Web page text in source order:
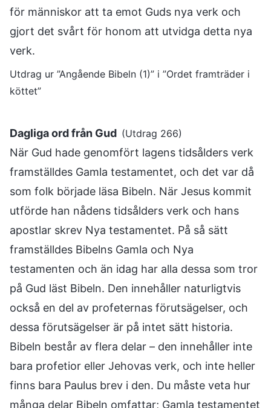
för människor att ta emot Guds nya verk och
gjort det svårt för honom att utvidga detta nya
verk.
Utdrag ur ”Angående Bibeln (1)” i ”Ordet framträder i
köttet”
Dagliga ord från Gud (Utdrag 266)
När Gud hade genomfört lagens tidsålders verk
framställdes Gamla testamentet, och det var då
som folk började läsa Bibeln. När Jesus kommit
utförde han nådens tidsålders verk och hans
apostlar skrev Nya testamentet. På så sätt
framställdes Bibelns Gamla och Nya
testamenten och än idag har alla dessa som tror
på Gud läst Bibeln. Den innehåller naturligtvis
också en del av profeternas förutsägelser, och
dessa förutsägelser är på intet sätt historia.
Bibeln består av flera delar – den innehåller inte
bara profetior eller Jehovas verk, och inte heller
finns bara Paulus brev i den. Du måste veta hur
många delar Bibeln omfattar; Gamla testamentet